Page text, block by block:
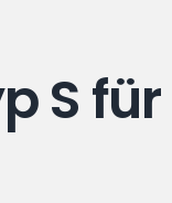
S